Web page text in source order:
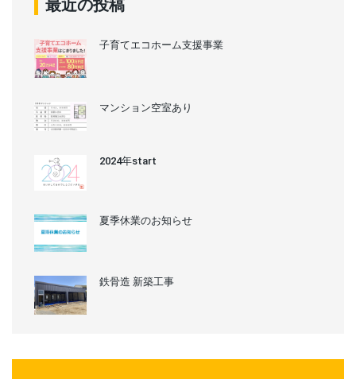
最近の投稿
子育てエコホーム支援事業
マンション空室あり
2024年start
夏季休業のお知らせ
鉄骨造 新築工事